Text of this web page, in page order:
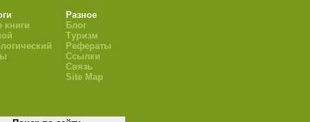
книги
Разное
Блог
Туризм
Рефераты
Ссылки
Связь
Site Map